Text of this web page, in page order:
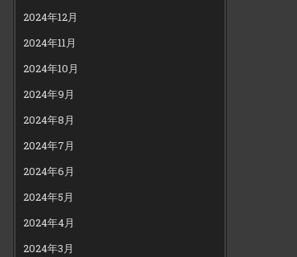
2024年12月
2024年11月
2024年10月
2024年9月
2024年8月
2024年7月
2024年6月
2024年5月
2024年4月
2024年3月